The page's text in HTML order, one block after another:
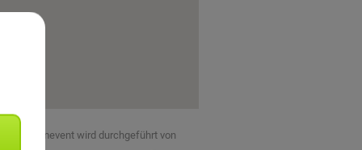
Teamevent wird durchgeführt von